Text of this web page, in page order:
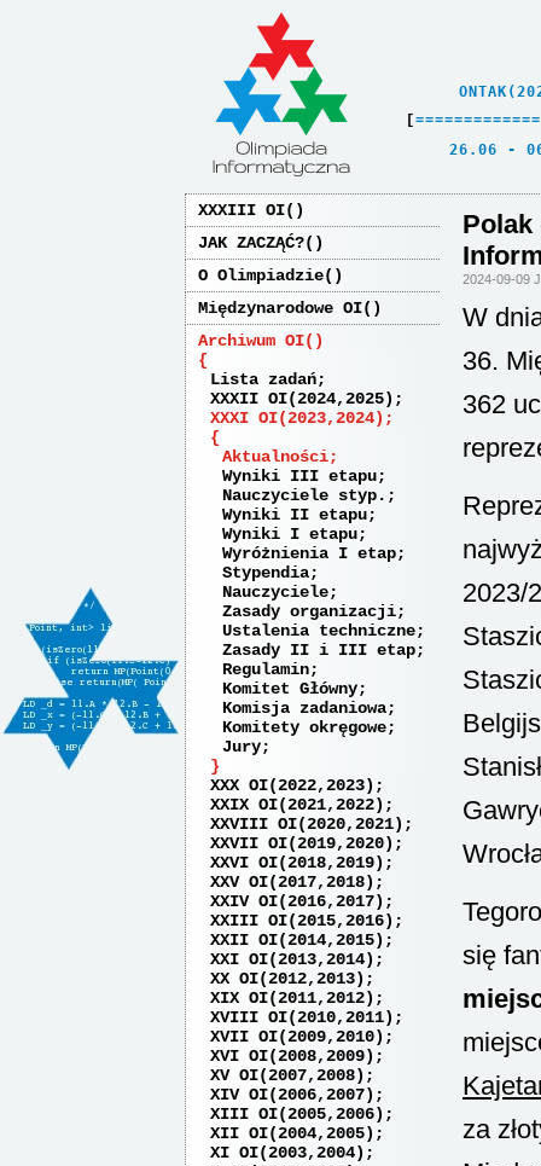
[ =============
26.06
XXXIII OI
JAK ZACZĄĆ?
O Olimpiadzie
Międzynarodowe OI
Archiwum OI
Lista zadań
XXXII OI(2024,2025)
XXXI OI(2023,2024)
Aktualności
Wyniki III etapu
Nauczyciele styp.
Wyniki II etapu
Wyniki I etapu
Wyróżnienia I etap
Stypendia
Nauczyciele
Zasady organizacji
Ustalenia techniczne
Zasady II i III etap
Regulamin
Komitet Główny
Komisja zadaniowa
Komitety okręgowe
Jury
XXX OI(2022,2023)
XXIX OI(2021,2022)
XXVIII OI(2020,2021)
XXVII OI(2019,2020)
XXVI OI(2018,2019)
XXV OI(2017,2018)
XXIV OI(2016,2017)
XXIII OI(2015,2016)
XXII OI(2014,2015)
XXI OI(2013,2014)
XX OI(2012,2013)
XIX OI(2011,2012)
XVIII OI(2010,2011)
XVII OI(2009,2010)
XVI OI(2008,2009)
XV OI(2007,2008)
XIV OI(2006,2007)
XIII OI(2005,2006)
XII OI(2004,2005)
XI OI(2003,2004)
Polak
2024-09-09
W
36.
362
2023/
się
za